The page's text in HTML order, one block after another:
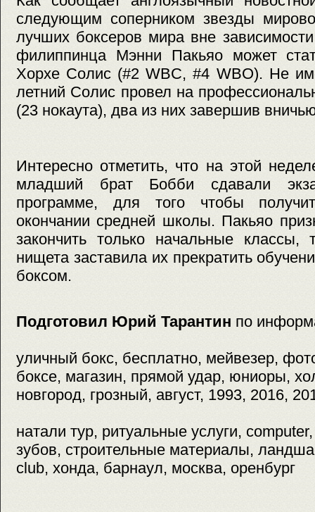
следующим соперником звезды
лучших боксеров мира вне
филиппинца Мэнни Пакьяо может
Хорхе Солис (#2 WBC, #4 WBO). Не
летний Солис провел на
(23 нокаута), два из них завершив
Интересно отметить, что на этой
младший брат Бобби сдавали
программе, для того чтобы
окончании средней школы. Пакьяо
закончить только начальные классы,
нищета заставила их прекратить
боксом.
Подготовил Юрий Тарантин по
уличный бокс, бесплатно, мейвезер,
боксе, магазин, прямой удар, юниоры,
новгород, грозный, август, 1993, 2016,
натали тур, ритуальные услуги,
зубов, строительные материалы,
club, хонда, барнаул, москва, оренбург